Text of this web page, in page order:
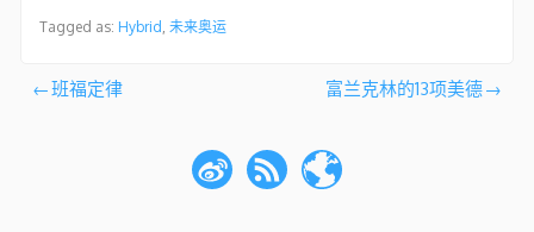
Tagged as: Hybrid , 未来奥运
文班福定律 富兰克林的13项美德